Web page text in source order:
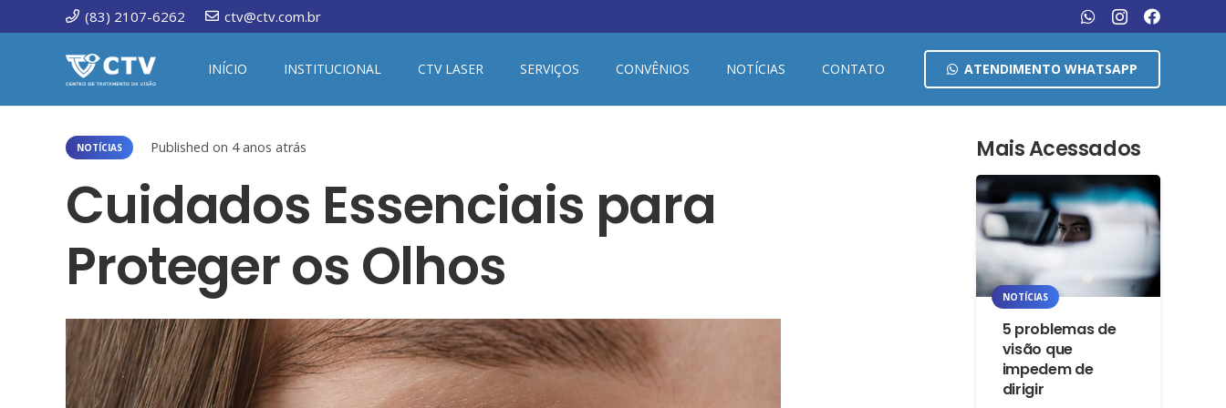
(83) 2107-6262 ctv@ctv.com.br
INÍCIO INSTITUCIONAL CTV LASER SERVIÇOS CONVÊNIOS NOTÍCIAS CONTATO ATENDIMENTO WHATSAPP
NOTÍCIAS Published on 4 anos atrás
Cuidados Essenciais para
Proteger os Olhos
Mais Acessados
NOTÍCIAS
5 problemas de
visão que
impedem de
dirigir